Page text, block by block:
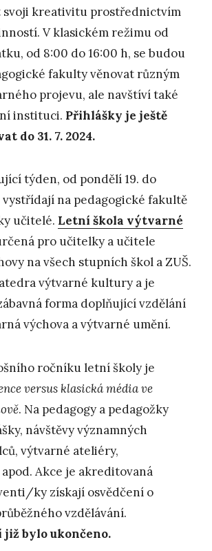
svoji kreativitu prostřednictvím
V klasickém režimu od
od 8:00 do 16:00 h, se budou
fakulty věnovat různým
projevu, ale navštíví také
instituci. Přihlášky je ještě
do 31. 7. 2024.
týden, od pondělí 19. do
vystřídají na pedagogické fakultě
učitelé. Letní škola výtvarné
pro učitelky a učitele
na všech stupních škol a ZUŠ.
výtvarné kultury a je
forma doplňující vzdělání
výchova a výtvarné umění.
ročníku letní školy je
versus klasická média ve
. Na pedagogy a pedagožky
návštěvy významných
výtvarné ateliéry,
Akce je akreditovaná
ky získají osvědčení o
vzdělávání.
bylo ukončeno.